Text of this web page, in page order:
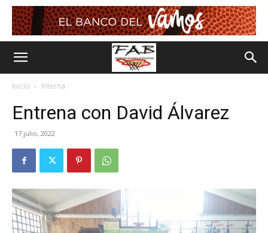
Inicio Interna
Entrena con David Álvarez
17 julio, 2022